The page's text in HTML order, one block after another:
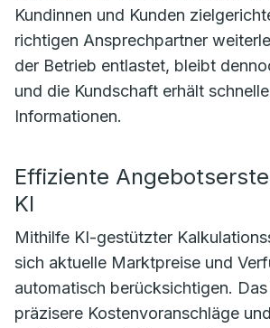
Kundinnen und Kunden
richtigen Ansprechpartner
der Betrieb entlastet, bleibt
und die Kundschaft erhält
Informationen.
Effiziente
KI
Mithilfe KI-gestützter
sich aktuelle Marktpreise und
automatisch berücksichtigen. Das
präzisere Kostenvoranschläge